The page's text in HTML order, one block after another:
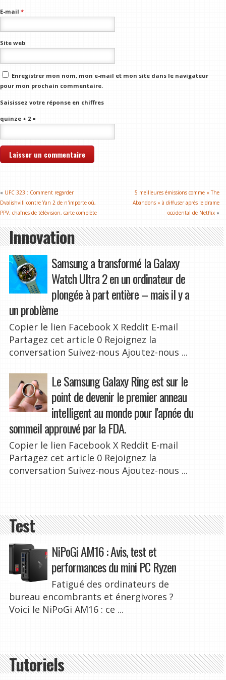
E-mail *
Site web
Enregistrer mon nom, mon e-mail et mon site dans le navigateur
pour mon prochain commentaire.
Saisissez votre réponse en chiffres
quinze + 2 =
« UFC 323 : Comment regarder
Dvalishvili contre Yan 2 de n'importe où,
PPV, chaînes de télévision, carte complète
5 meilleures émissions comme « The
Abandons » à diffuser après le drame
occidental de Netflix»
Innovation
Samsung a transformé la Galaxy
Watch Ultra 2 en un ordinateur de
plongée à part entière – mais il y a
un problème
Copier le lien Facebook X Reddit E-mail
Partagez cet article 0 Rejoignez la
conversation Suivez-nous Ajoutez-nous ...
Le Samsung Galaxy Ring est sur le
point de devenir le premier anneau
intelligent au monde pour l'apnée du
sommeil approuvé par la FDA.
Copier le lien Facebook X Reddit E-mail
Partagez cet article 0 Rejoignez la
conversation Suivez-nous Ajoutez-nous ...
Test
NiPoGi AM16 : Avis, test et
performances du mini PC Ryzen
Fatigué des ordinateurs de
bureau encombrants et énergivores ?
Voici le NiPoGi AM16 : ce ...
Tutoriels